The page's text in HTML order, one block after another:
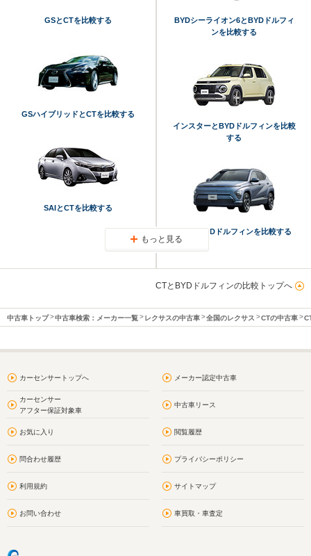
GSとCTを比較する
GSハイブリッドとCTを比較する
SAIとCTを比較する
BYDシーライオン6とBYDドルフィ
ンを比較する
インスターとBYDドルフィンを比較
する
コナとBYDドルフィンを比較する
もっと見る
CTとBYDドルフィンの比較トップへ
中古車トップ 中古車検索：メーカー一覧 レクサスの中古車 全国のレクサス CTの中古車
カーセンサートップへ メーカー認定中古車
カーセンサー
アフター保証対象車
中古車リース
お気に入り 閲覧履歴
問合わせ履歴 プライバシーポリシー
利用規約 サイトマップ
お問い合わせ 車買取・車査定